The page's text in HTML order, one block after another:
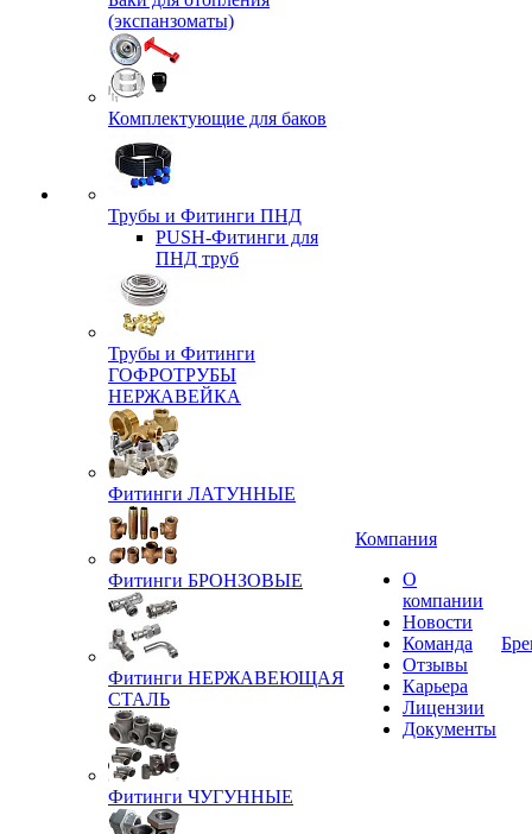
(экспанзоматы)
Комплектующие для баков
Трубы и Фитинги ПНД
PUSH-Фитинги для
ПНД труб
Трубы и Фитинги
ГОФРОТРУБЫ
НЕРЖАВЕЙКА
Фитинги ЛАТУННЫЕ
Фитинги БРОНЗОВЫЕ
Фитинги НЕРЖАВЕЮЩАЯ
СТАЛЬ
Фитинги ЧУГУННЫЕ
Компания
О
компании
Новости
Команда
Отзывы
Карьера
Лицензии
Документы